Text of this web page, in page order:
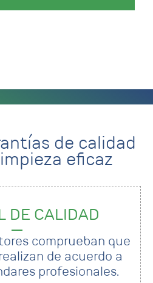
de calidad
eficaz
DE CALIDAD
comprueban que
de acuerdo a
profesionales.